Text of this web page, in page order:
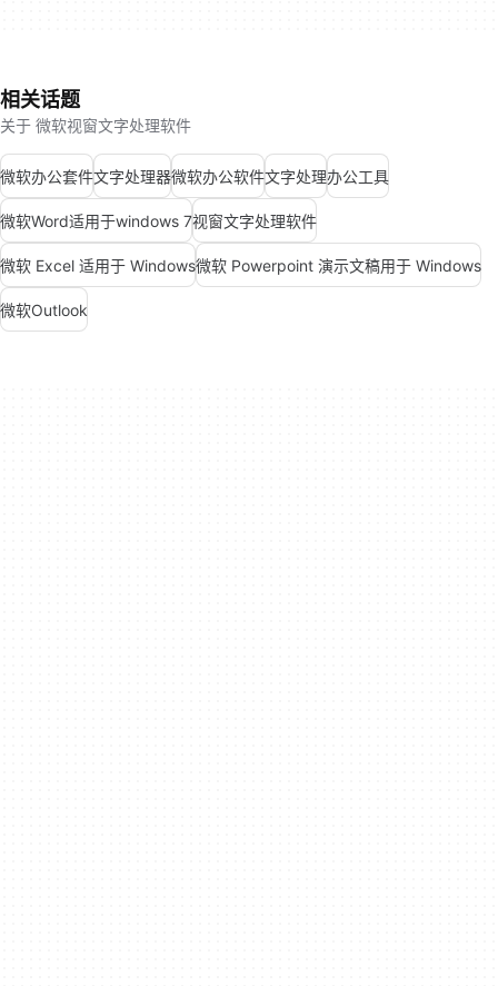
相关话题
关于 微软视窗文字处理软件
微软办公套件文字处理器微软办公软件文字处理办公工具
微软Word适用于windows 7视窗文字处理软件
微软 Excel 适用于 Windows微软 Powerpoint 演示文稿用于 Windows
微软Outlook